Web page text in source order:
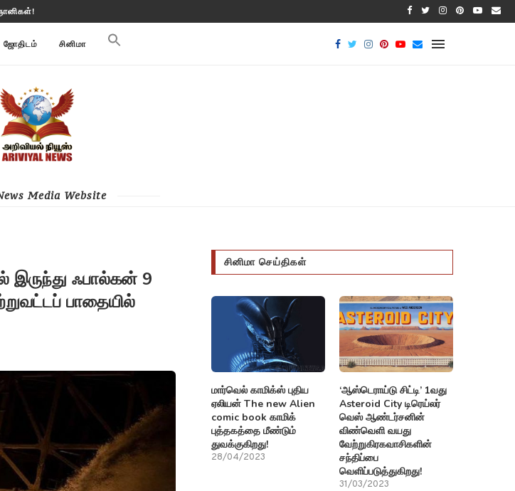
ஜோதிடம் சினிமா
Media Website
இருந்து ஃபால்கன் 9
பாதையில்
சினிமா செய்திகள்
மார்வெல் காமிக்ஸ் புதிய
ஏலியன் The new Alien
comic book காமிக்
புத்தகத்தை மீண்டும்
துவக்குகிறது!
28/04/2023
‘ஆஸ்டெராய்டு சிட்டி’ 1வது
Asteroid City டிரெய்லர்
வெஸ் ஆண்டர்சனின்
விண்வெளி வயது
வேற்றுகிரகவாசிகளின்
சந்திப்பை
வெளிப்படுத்துகிறது!
31/03/2023